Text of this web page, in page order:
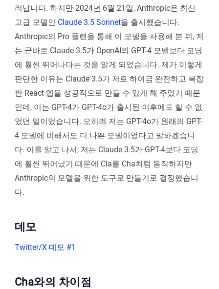
러납니다. 하지만 2024년 6월 21일, Anthropic은 최신
고급 모델인 Claude 3.5 Sonnet을 출시했습니다.
Anthropic의 Pro 플랜을 통해 이 모델을 사용해 본 뒤, 저
는 곧바로 Claude 3.5가 OpenAI의 GPT-4 모델보다 코딩
에 훨씬 뛰어나다는 것을 알게 되었습니다. 제가 이렇게
판단한 이유는 Claude 3.5가 저로 하여금 완전하고 복잡
한 React 앱을 성공적으로 만들 수 있게 해 주었기 때문
인데, 이는 GPT-4가 GPT-4o가 출시된 이후에도 할 수 없
었던 일이었습니다. 오히려 저는 GPT-4o가 원래의 GPT-
4 모델에 비해서도 더 나쁜 모델이었다고 말하겠습니
다. 이를 알고 나서, 저는 Claude 3.5가 GPT-4보다 코딩
에 훨씬 뛰어났기 때문에 Cla를 Cha처럼 동작하지만
Anthropic의 모델을 위한 도구로 만들기로 결정했습니
다.
데모
Twitter/X 데모 #1
Cha와의 차이점